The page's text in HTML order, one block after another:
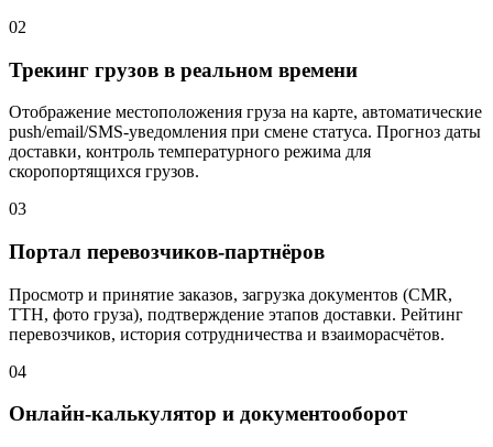
02
Трекинг грузов в реальном времени
Отображение местоположения груза на карте, автоматические
push/email/SMS-уведомления при смене статуса. Прогноз даты
доставки, контроль температурного режима для
скоропортящихся грузов.
03
Портал перевозчиков-партнёров
Просмотр и принятие заказов, загрузка документов (CMR,
ТТН, фото груза), подтверждение этапов доставки. Рейтинг
перевозчиков, история сотрудничества и взаиморасчётов.
04
Онлайн-калькулятор и документооборот